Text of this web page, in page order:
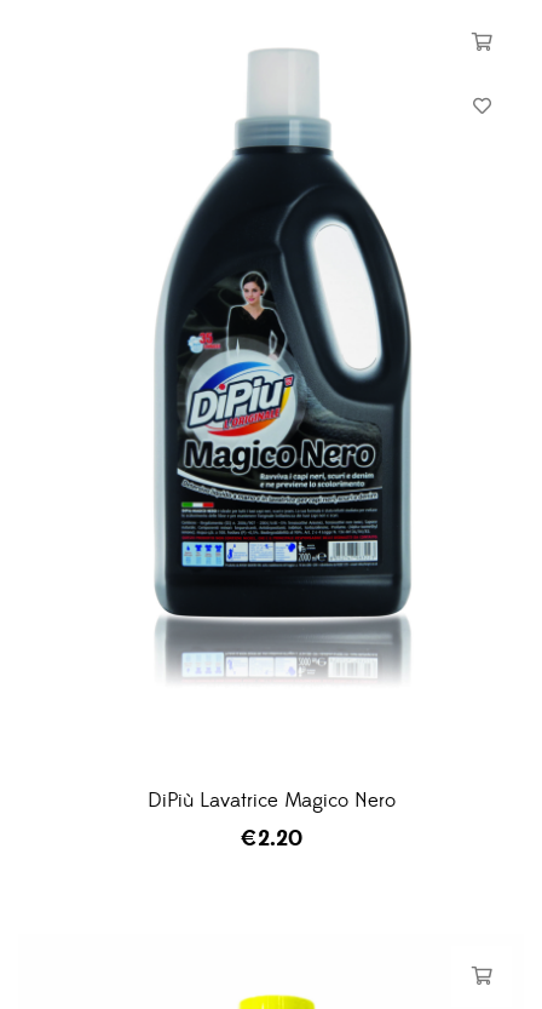
DiPiù Lavatrice Magico Nero
€2.20